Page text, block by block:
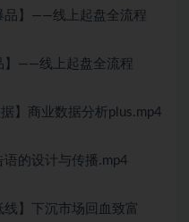
品】——线上起盘全流程
】——线上起盘全流程
】商业数据分析plus.mp4
的设计与传播.mp4
】下沉市场回血致富